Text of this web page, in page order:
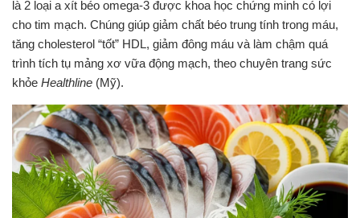
là 2 loại a xít béo omega-3 được khoa học chứng minh có lợi
cho tim mạch. Chúng giúp giảm chất béo trung tính trong máu,
tăng cholesterol “tốt” HDL, giảm đông máu và làm chậm quá
trình tích tụ mảng xơ vữa động mạch, theo chuyên trang sức
khỏe Healthline (Mỹ).